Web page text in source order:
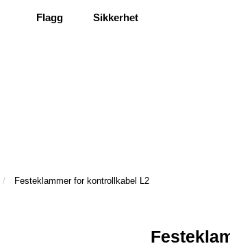
Flagg Sikkerhet
Festeklammer for kontrollkabel L2